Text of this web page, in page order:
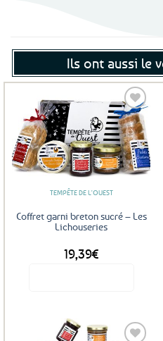
Ils ont aussi le
Ajouter
aux
favoris
TEMPÊTE DE L'OUEST
Coffret garni breton sucré – Les
Lichouseries
19,39€